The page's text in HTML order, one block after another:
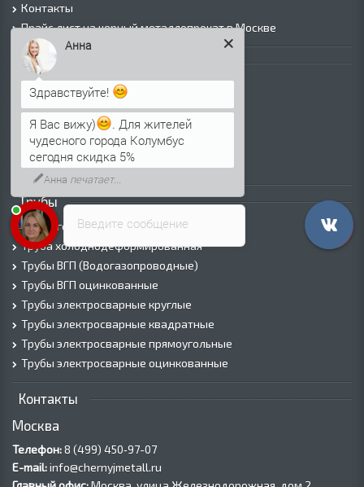
Контакты
Прайс лист на черный металлопрокат в Москве
Листовой прокат
Лист г/к
Лист х/к
Просечно-вытяжной лист (ПВЛ)
Лист рифленый
Лист оцинкованный
Трубы
Трубы горячедеформированные
Труба холоднодеформированная
Трубы ВГП (Водогазопроводные)
Трубы ВГП оцинкованные
Трубы электросварные круглые
Трубы электросварные квадратные
Трубы электросварные прямоугольные
Трубы электросварные оцинкованные
Контакты
Москва
Телефон:8 (499) 450‑97-07
E-mail:info@chernyjmetall.ru
Введите сообщение
Анна
Здравствуйте!
Я Вас вижу)
. Для жителей
чудесного города Колумбус
сегодня скидка 5%
Анна печатает...